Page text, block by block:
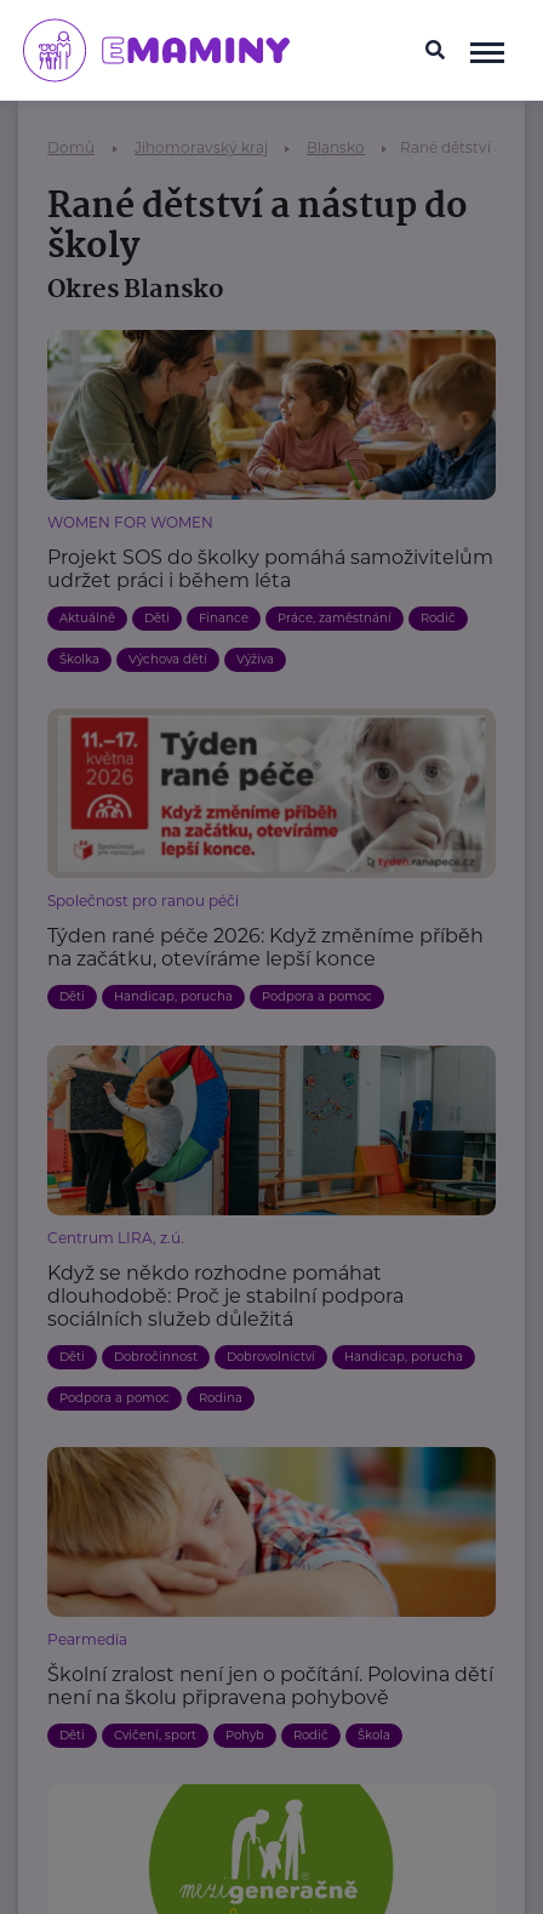
Domů Jihomoravský kraj Blansko Rané dětství a
Rané dětství a nástup do
školy
Okres Blansko
WOMEN FOR WOMEN
Projekt SOS do školky pomáhá samoživitelům
udržet práci i během léta
Aktuálně Děti Finance Práce, zaměstnání Rodič
Školka Výchova dětí Výživa
Společnost pro ranou péči
Týden rané péče 2026: Když změníme příběh
na začátku, otevíráme lepší konce
Děti Handicap, porucha Podpora a pomoc
Centrum LIRA, z.ú.
Když se někdo rozhodne pomáhat
dlouhodobě: Proč je stabilní podpora
sociálních služeb důležitá
Děti Dobročinnost Dobrovolnictví Handicap, porucha
Podpora a pomoc Rodina
Pearmedia
Školní zralost není jen o počítání. Polovina dětí
není na školu připravena pohybově
Děti Cvičení, sport Pohyb Rodič Škola